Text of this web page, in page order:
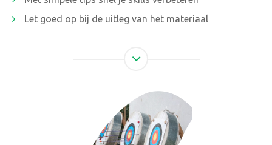
Let goed op bij de uitleg van het materiaal